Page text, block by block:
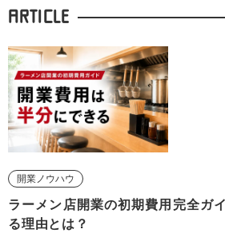
ARTICLE
開業ノウハウ
ラーメン店開業の初期費用完全ガ
る理由とは？